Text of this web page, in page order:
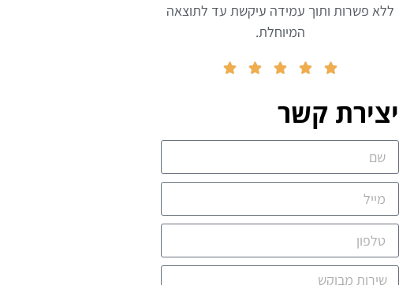
ללא פשרות ותוך עמידה עיקשת עד לתוצאה
המיוחלת.





יצירת קשר